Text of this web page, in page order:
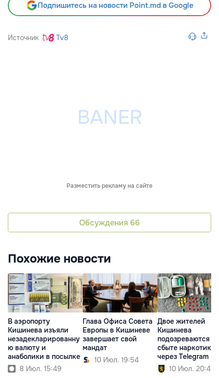
Подпишитесь на новости Point.md в Google
Источник Tv8
Разместить рекламу на сайте
Обсуждения 66
Похожие новости
В аэропорту
Кишинева изъяли
незадекларированну
ю валюту и
анаболики в посылке
8 Июл. 15:49
Глава Офиса Совета
Европы в Кишиневе
завершает свой
мандат
10 Июл. 19:54
Двое жителей
Кишинева
подозреваются в
сбыте наркотиков
через Telegram
10 Июл. 20:43